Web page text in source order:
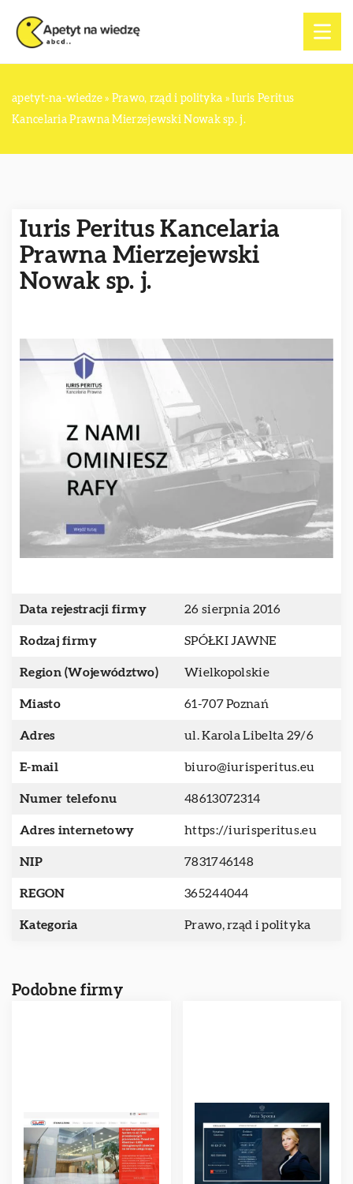
apetyt-na-wiedze» Prawo, rząd i polityka »Iuris Peritus
Kancelaria Prawna Mierzejewski Nowak sp. j.
Iuris Peritus Kancelaria
Prawna Mierzejewski
Nowak sp. j.
Data rejestracji firmy 26 sierpnia 2016
Rodzaj firmy SPÓŁKI JAWNE
Region (Województwo) Wielkopolskie
Miasto 61-707 Poznań
Adres ul. Karola Libelta 29/6
E-mail biuro@iurisperitus.eu
Numer telefonu 48613072314
Adres internetowy https://iurisperitus.eu
NIP 7831746148
REGON 365244044
Kategoria Prawo, rząd i polityka
Podobne firmy